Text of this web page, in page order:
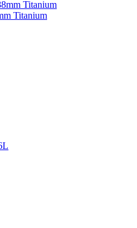
Titanium